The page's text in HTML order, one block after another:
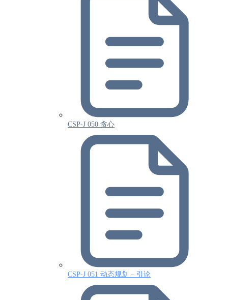
CSP-J 050 贪心
CSP-J 051 动态规划 – 引论